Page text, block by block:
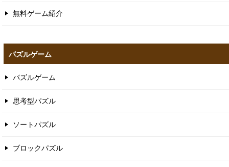
無料ゲーム紹介
パズルゲーム
パズルゲーム
思考型パズル
ソートパズル
ブロックパズル